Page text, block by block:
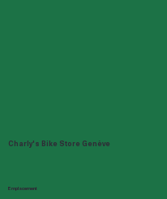
Charly's Bike Store Genève
Emplacement